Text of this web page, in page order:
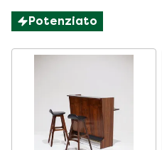
Potenziato